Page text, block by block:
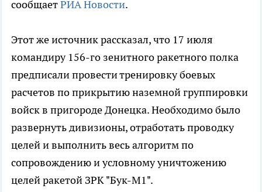
сообщаетРИА Новости.
Этот же источник рассказал, что 17 июля
командиру 156-го зенитного ракетного полка
предписали провести тренировку боевых
расчетов по прикрытию наземной группировки
войск в пригороде Донецка. Необходимо было
развернуть дивизионы, отработать проводку
целей и выполнить весь алгоритм по
сопровождению и условному уничтожению
целей ракетой ЗРК "Бук-М1".